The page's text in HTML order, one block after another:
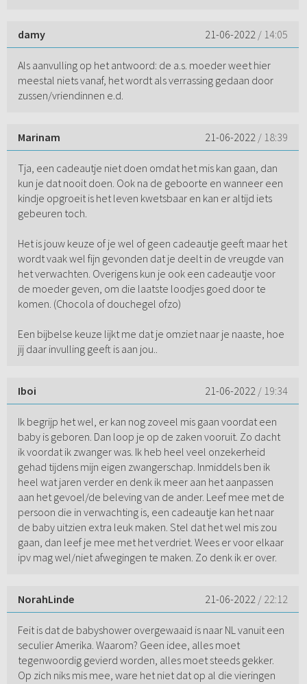
damy 21-06-2022 / 14:05
Als aanvulling op het antwoord: de a.s. moeder weet hier
meestal niets vanaf, het wordt als verrassing gedaan door
zussen/vriendinnen e.d.
Marinam 21-06-2022 / 18:39
Tja, een cadeautje niet doen omdat het mis kan gaan, dan
kun je dat nooit doen. Ook na de geboorte en wanneer een
kindje opgroeit is het leven kwetsbaar en kan er altijd iets
gebeuren toch.
Het is jouw keuze of je wel of geen cadeautje geeft maar het
wordt vaak wel fijn gevonden dat je deelt in de vreugde van
het verwachten. Overigens kun je ook een cadeautje voor
de moeder geven, om die laatste loodjes goed door te
komen. (Chocola of douchegel ofzo)
Een bijbelse keuze lijkt me dat je omziet naar je naaste, hoe
jij daar invulling geeft is aan jou..
Iboi 21-06-2022 / 19:34
Ik begrijp het wel, er kan nog zoveel mis gaan voordat een
baby is geboren. Dan loop je op de zaken vooruit. Zo dacht
ik voordat ik zwanger was. Ik heb heel veel onzekerheid
gehad tijdens mijn eigen zwangerschap. Inmiddels ben ik
heel wat jaren verder en denk ik meer aan het aanpassen
aan het gevoel/de beleving van de ander. Leef mee met de
persoon die in verwachting is, een cadeautje kan het naar
de baby uitzien extra leuk maken. Stel dat het wel mis zou
gaan, dan leef je mee met het verdriet. Wees er voor elkaar
ipv mag wel/niet afwegingen te maken. Zo denk ik er over.
NorahLinde 21-06-2022 / 22:12
Feit is dat de babyshower overgewaaid is naar NL vanuit een
seculier Amerika. Waarom? Geen idee, alles moet
tegenwoordig gevierd worden, alles moet steeds gekker.
Op zich niks mis mee, ware het niet dat op al die vieringen